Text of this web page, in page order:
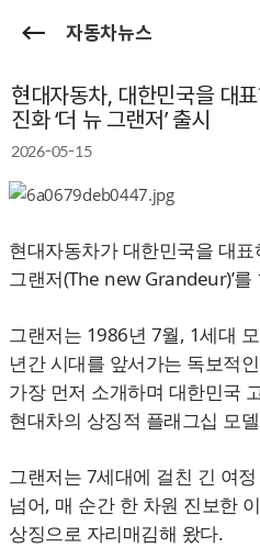
자동차뉴스
현대자동차, 대한민국을 대
진화 ‘더 뉴 그랜저’ 출시
2026-05-15
현대자동차가 대한민국을 대표
그랜저(The new Grandeur)’를
그랜저는 1986년 7월, 1세대
년간 시대를 앞서가는 독보적
가장 먼저 소개하며 대한민국
현대차의 상징적 플래그십 모
그랜저는 7세대에 걸친 긴 여
넘어, 매 순간 한 차원 진보한
상징으로 자리매김해 왔다.